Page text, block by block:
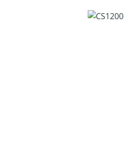
Bildergalerie überspringen